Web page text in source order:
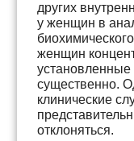
других
у женщин в
женщин
установленные
существенно.
клинические
отклоняться.